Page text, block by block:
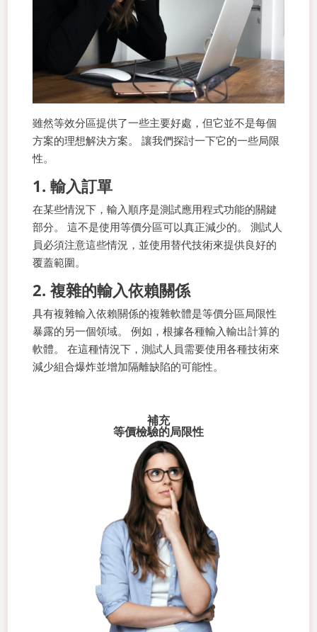
雖然等效分區提供了一些主要好處，但它並不是每個
方案的理想解決方案。 讓我們探討一下它的一些局限
性。
1. 輸入訂單
在某些情況下，輸入順序是測試應用程式功能的關鍵
部分。 這不是使用等價分區可以真正減少的。 測試人
員必須注意這些情況，並使用替代技術來提供良好的
覆蓋範圍。
2. 複雜的輸入依賴關係
具有複雜輸入依賴關係的複雜軟體是等價分區局限性
暴露的另一個領域。 例如，根據各種輸入輸出計算的
軟體。 在這種情況下，測試人員需要使用各種技術來
減少組合爆炸並增加隔離缺陷的可能性。
補充
等價檢驗的局限性